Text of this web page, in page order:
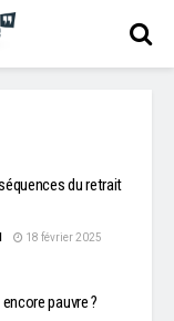
du retrait
18 février 2025
pauvre ?